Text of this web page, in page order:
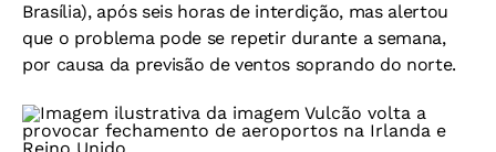
Brasília), após seis horas de interdição, mas alertou
que o problema pode se repetir durante a semana,
por causa da previsão de ventos soprando do norte.